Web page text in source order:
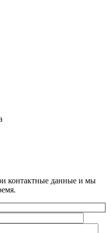
контактные данные и мы